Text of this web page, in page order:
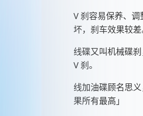
V 刹容易保养、
坏，刹车效果较差
线碟又叫机械碟
V 刹。
线加油碟顾名思
果所有最高」